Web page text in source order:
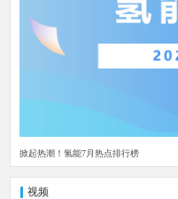
掀起热潮！氢能7月热点排行榜
视频